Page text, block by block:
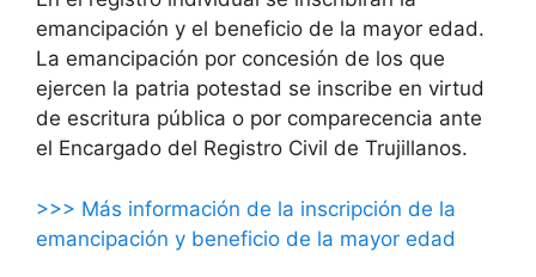
emancipación y el beneficio de la mayor edad.
La emancipación por concesión de los que
ejercen la patria potestad se inscribe en virtud
de escritura pública o por comparecencia ante
el Encargado del Registro Civil de Trujillanos.
>>> Más información de la inscripción de la
emancipación y beneficio de la mayor edad